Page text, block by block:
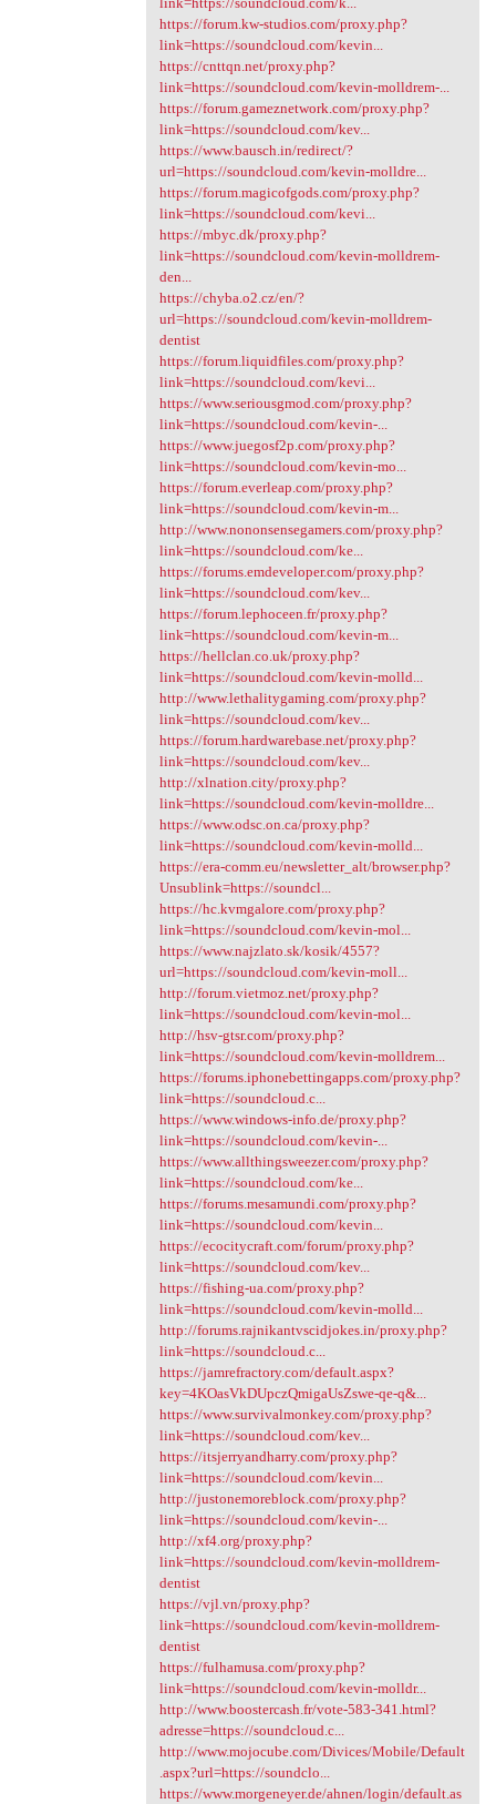
https://forum.kw-studios.com/proxy.php?
link=https://soundcloud.com/kevin...
https://cnttqn.net/proxy.php?
link=https://soundcloud.com/kevin-molldrem-...
https://forum.gameznetwork.com/proxy.php?
link=https://soundcloud.com/kev...
https://www.bausch.in/redirect/?
url=https://soundcloud.com/kevin-molldre...
https://forum.magicofgods.com/proxy.php?
link=https://soundcloud.com/kevi...
https://mbyc.dk/proxy.php?
link=https://soundcloud.com/kevin-molldrem-
den...
https://chyba.o2.cz/en/?
url=https://soundcloud.com/kevin-molldrem-
dentist
https://forum.liquidfiles.com/proxy.php?
link=https://soundcloud.com/kevi...
https://www.seriousgmod.com/proxy.php?
link=https://soundcloud.com/kevin-...
https://www.juegosf2p.com/proxy.php?
link=https://soundcloud.com/kevin-mo...
https://forum.everleap.com/proxy.php?
link=https://soundcloud.com/kevin-m...
http://www.nononsensegamers.com/proxy.php?
link=https://soundcloud.com/ke...
https://forums.emdeveloper.com/proxy.php?
link=https://soundcloud.com/kev...
https://forum.lephoceen.fr/proxy.php?
link=https://soundcloud.com/kevin-m...
https://hellclan.co.uk/proxy.php?
link=https://soundcloud.com/kevin-molld...
http://www.lethalitygaming.com/proxy.php?
link=https://soundcloud.com/kev...
https://forum.hardwarebase.net/proxy.php?
link=https://soundcloud.com/kev...
http://xlnation.city/proxy.php?
link=https://soundcloud.com/kevin-molldre...
https://www.odsc.on.ca/proxy.php?
link=https://soundcloud.com/kevin-molld...
https://era-comm.eu/newsletter_alt/browser.php?
Unsublink=https://soundcl...
https://hc.kvmgalore.com/proxy.php?
link=https://soundcloud.com/kevin-mol...
https://www.najzlato.sk/kosik/4557?
url=https://soundcloud.com/kevin-moll...
http://forum.vietmoz.net/proxy.php?
link=https://soundcloud.com/kevin-mol...
http://hsv-gtsr.com/proxy.php?
link=https://soundcloud.com/kevin-molldrem...
https://forums.iphonebettingapps.com/proxy.php?
link=https://soundcloud.c...
https://www.windows-info.de/proxy.php?
link=https://soundcloud.com/kevin-...
https://www.allthingsweezer.com/proxy.php?
link=https://soundcloud.com/ke...
https://forums.mesamundi.com/proxy.php?
link=https://soundcloud.com/kevin...
https://ecocitycraft.com/forum/proxy.php?
link=https://soundcloud.com/kev...
https://fishing-ua.com/proxy.php?
link=https://soundcloud.com/kevin-molld...
http://forums.rajnikantvscidjokes.in/proxy.php?
link=https://soundcloud.c...
https://jamrefractory.com/default.aspx?
key=4KOasVkDUpczQmigaUsZswe-qe-q&...
https://www.survivalmonkey.com/proxy.php?
link=https://soundcloud.com/kev...
https://itsjerryandharry.com/proxy.php?
link=https://soundcloud.com/kevin...
http://justonemoreblock.com/proxy.php?
link=https://soundcloud.com/kevin-...
http://xf4.org/proxy.php?
link=https://soundcloud.com/kevin-molldrem-
dentist
https://vjl.vn/proxy.php?
link=https://soundcloud.com/kevin-molldrem-
dentist
https://fulhamusa.com/proxy.php?
link=https://soundcloud.com/kevin-molldr...
http://www.boostercash.fr/vote-583-341.html?
adresse=https://soundcloud.c...
http://www.mojocube.com/Divices/Mobile/Default
.aspx?url=https://soundclo...
https://www.morgeneyer.de/ahnen/login/default.as